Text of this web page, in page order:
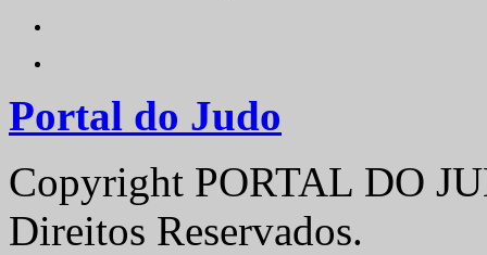
Portal do Judo
Copyright PORTAL DO
Direitos Reservados.